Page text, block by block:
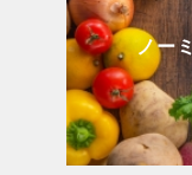
ノー